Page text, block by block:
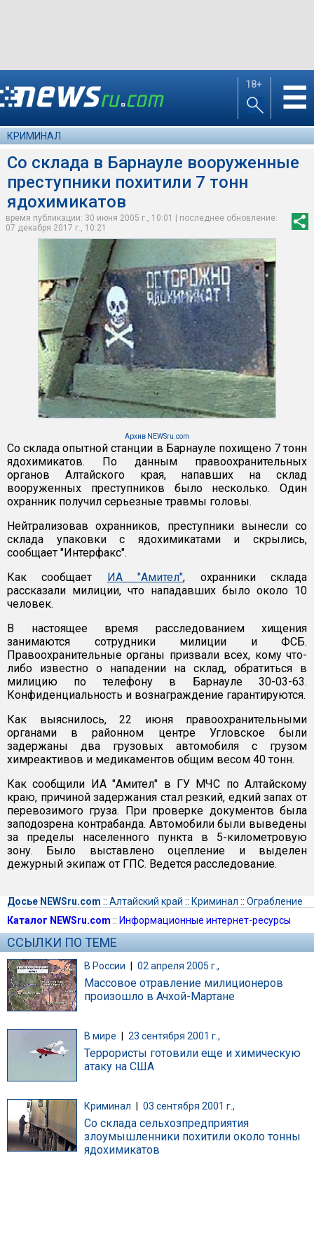
18+ ☰
КРИМИНАЛ
Со склада в Барнауле вооруженные
преступники похитили 7 тонн
ядохимикатов
время публикации: 30 июня 2005 г., 10:01 | последнее обновление:
07 декабря 2017 г., 10:21
Архив NEWSru.com
Со склада опытной станции в Барнауле похищено 7 тонн
ядохимикатов. По данным правоохранительных
органов Алтайского края, напавших на склад
вооруженных преступников было несколько. Один
охранник получил серьезные травмы головы.
Нейтрализовав охранников, преступники вынесли со
склада упаковки с ядохимикатами и скрылись,
сообщает "Интерфакс".
Как сообщает ИА "Амител", охранники склада
рассказали милиции, что нападавших было около 10
человек.
В настоящее время расследованием хищения
занимаются сотрудники милиции и ФСБ.
Правоохранительные органы призвали всех, кому что-
либо известно о нападении на склад, обратиться в
милицию по телефону в Барнауле 30-03-63.
Конфиденциальность и вознаграждение гарантируются.
Как выяснилось, 22 июня правоохранительными
органами в районном центре Угловское были
задержаны два грузовых автомобиля с грузом
химреактивов и медикаментов общим весом 40 тонн.
Как сообщили ИА "Амител" в ГУ МЧС по Алтайскому
краю, причиной задержания стал резкий, едкий запах от
перевозимого груза. При проверке документов была
заподозрена контрабанда. Автомобили были выведены
за пределы населенного пункта в 5-километровую
зону. Было выставлено оцепление и выделен
дежурный экипаж от ГПС. Ведется расследование.
Досье NEWSru.com :: Алтайский край :: Криминал :: Ограбление
Каталог NEWSru.com :: Информационные интернет-ресурсы
ССЫЛКИ ПО ТЕМЕ
В России | 02 апреля 2005 г.,
Массовое отравление милиционеров
произошло в Ачхой-Мартане
В мире 23 сентября 2001 г.,
Террористы готовили еще и химическую
атаку на США
Криминал 03 сентября 2001 г.,
Со склада сельхозпредприятия
злоумышленники похитили около тонны
ядохимикатов